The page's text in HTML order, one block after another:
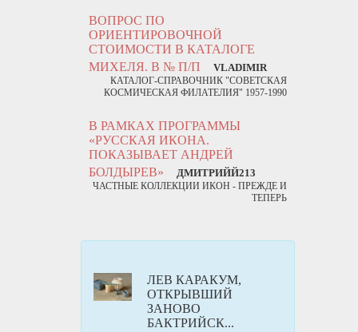
ВОПРОС ПО
ОРИЕНТИРОВОЧНОЙ
СТОИМОСТИ В КАТАЛОГЕ
МИХЕЛЯ. В № П/П
VLADIMIR
КАТАЛОГ-СПРАВОЧНИК "СОВЕТСКАЯ
КОСМИЧЕСКАЯ ФИЛАТЕЛИЯ" 1957-1990
В РАМКАХ ПРОГРАММЫ
«РУССКАЯ ИКОНА.
ПОКАЗЫВАЕТ АНДРЕЙ
БОЛДЫРЕВ»
ДМИТРИЙЙ213
ЧАСТНЫЕ КОЛЛЕКЦИИ ИКОН - ПРЕЖДЕ И
ТЕПЕРЬ
ЛЕВ КАРАКУМ,
ОТКРЫВШИЙ
ЗАНОВО
БАКТРИЙСК...